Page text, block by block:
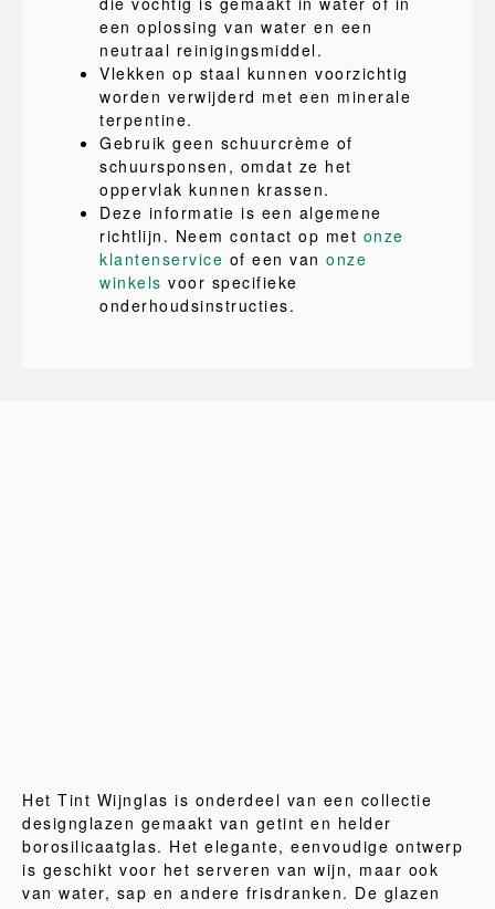
een oplossing van water en een
neutraal reinigingsmiddel.
Vlekken op staal kunnen voorzichtig
worden verwijderd met een minerale
terpentine.
Gebruik geen schuurcrème of
schuursponsen, omdat ze het
oppervlak kunnen krassen.
Deze informatie is een algemene
richtlijn. Neem contact op met onze
klantenservice of een van onze
winkels voor specifieke
onderhoudsinstructies.
Het Tint Wijnglas is onderdeel van een collectie
designglazen gemaakt van getint en helder
borosilicaatglas. Het elegante, eenvoudige ontwerp
is geschikt voor het serveren van wijn, maar ook
van water, sap en andere frisdranken. De glazen